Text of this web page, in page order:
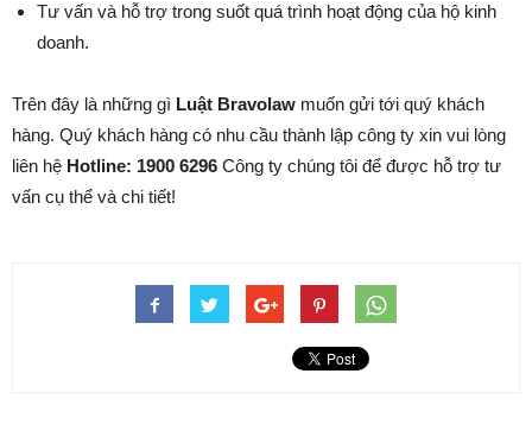
Tư vấn và hỗ trợ trong suốt quá trình hoạt động của hộ kinh
doanh.
Trên đây là những gì Luật Bravolaw muốn gửi tới quý khách
hàng. Quý khách hàng có nhu cầu thành lập công ty xin vui lòng
liên hệ Hotline: 1900 6296 Công ty chúng tôi để được hỗ trợ tư
vấn cụ thể và chi tiết!